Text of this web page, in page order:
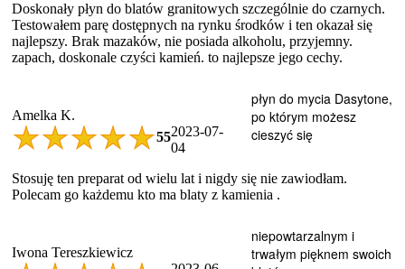
Doskonały płyn do blatów granitowych szczególnie do czarnych.
Testowałem parę dostępnych na rynku środków i ten okazał się
najlepszy. Brak mazaków, nie posiada alkoholu, przyjemny.
zapach, doskonale czyści kamień. to najlepsze jego cechy.
Amelka K.
552023-07-
04
Stosuję ten preparat od wielu lat i nigdy się nie zawiodłam.
Polecam go każdemu kto ma blaty z kamienia .
Iwona Tereszkiewicz
płyn do mycia Dasytone,
po którym możesz
cieszyć się
niepowtarzalnym i
trwałym pięknem swoich